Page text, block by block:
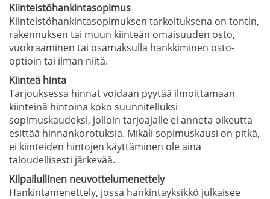
Kiinteistöhankintasopimus
Kiinteistöhankintasopimuksen tarkoituksena on tontin,
rakennuksen tai muun kiinteän omaisuuden osto,
vuokraaminen tai osamaksulla hankkiminen osto-
optioin tai ilman niitä.
Kiinteä hinta
Tarjouksessa hinnat voidaan pyytää ilmoittamaan
kiinteinä hintoina koko suunnitelluksi
sopimuskaudeksi, jolloin tarjoajalle ei anneta oikeutta
esittää hinnankorotuksia. Mikäli sopimuskausi on pitkä,
ei kiinteiden hintojen käyttäminen ole aina
taloudellisesti järkevää.
Kilpailullinen neuvottelumenettely
Hankintamenettely, jossa hankintayksikkö julkaisee